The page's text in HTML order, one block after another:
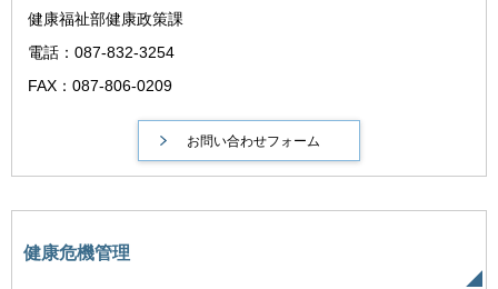
健康福祉部健康政策課
電話：087-832-3254
FAX：087-806-0209
健康危機管理